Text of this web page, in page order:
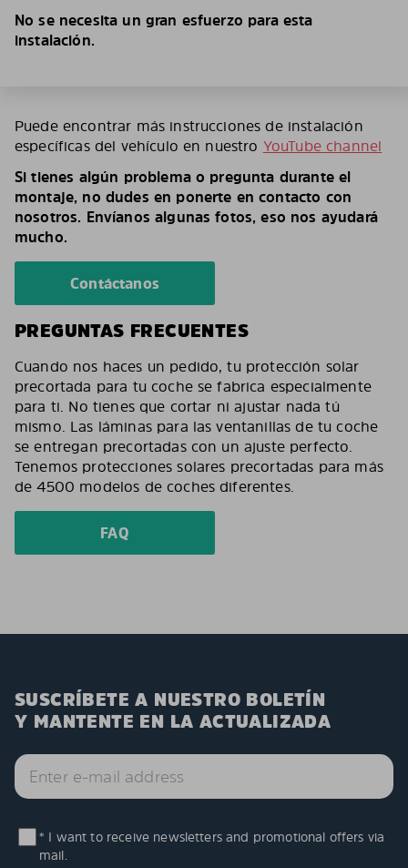
No se necesita un gran esfuerzo para esta
instalación.
Puede encontrar más instrucciones de instalación
específicas del vehículo en nuestro YouTube channel
Si tienes algún problema o pregunta durante el
montaje, no dudes en ponerte en contacto con
nosotros. Envíanos algunas fotos, eso nos ayudará
mucho.
Contáctanos
PREGUNTAS FRECUENTES
Cuando nos haces un pedido, tu protección solar
precortada para tu coche se fabrica especialmente
para ti. No tienes que cortar ni ajustar nada tú
mismo. Las láminas para las ventanillas de tu coche
se entregan precortadas con un ajuste perfecto.
Tenemos protecciones solares precortadas para más
de 4500 modelos de coches diferentes.
FAQ
SUSCRÍBETE A NUESTRO BOLETÍN
Y MANTENTE EN LA ACTUALIZADA
* I want to receive newsletters and promotional offers via
mail.